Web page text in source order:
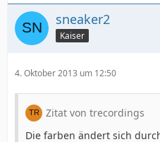
sneaker2
Kaiser
4. Oktober 2013 um 12:50
Zitat von trecordings
Die farben ändert sich